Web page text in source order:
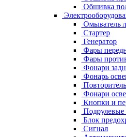
Обшивка
Омыватель
Стартер
Генератор
Фары
Фары
Фонари
Фонарь
Фонари
Кнопки и
Подрулевые
Блок
Сигнал